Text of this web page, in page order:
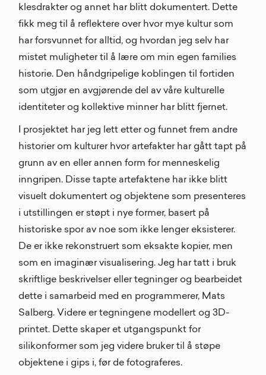
klesdrakter og annet har blitt dokumentert. Dette
fikk meg til å reflektere over hvor mye kultur som
har forsvunnet for alltid, og hvordan jeg selv har
mistet muligheter til å lære om min egen families
historie. Den håndgripelige koblingen til fortiden
som utgjør en avgjørende del av våre kulturelle
identiteter og kollektive minner har blitt fjernet.
I prosjektet har jeg lett etter og funnet frem andre
historier om kulturer hvor artefakter har gått tapt på
grunn av en eller annen form for menneskelig
inngripen. Disse tapte artefaktene har ikke blitt
visuelt dokumentert og objektene som presenteres
i utstillingen er støpt i nye former, basert på
historiske spor av noe som ikke lenger eksisterer.
De er ikke rekonstruert som eksakte kopier, men
som en imaginær visualisering. Jeg har tatt i bruk
skriftlige beskrivelser eller tegninger og bearbeidet
dette i samarbeid med en programmerer, Mats
Salberg. Videre er tegningene modellert og 3D-
printet. Dette skaper et utgangspunkt for
silikonformer som jeg videre bruker til å støpe
objektene i gips i, før de fotograferes.